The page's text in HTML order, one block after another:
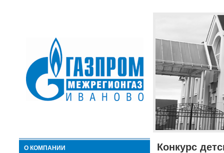
О КОМПАНИИ Конкурс